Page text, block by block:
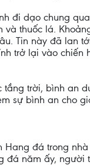
đi dạo chung
thuốc lá.
Tin này đã lan
trở lại vào chiến
trời, bình an
sự bình an cho
đá trong
năm ấy,